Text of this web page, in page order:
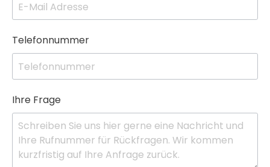
Telefonnummer
Ihre Frage